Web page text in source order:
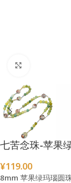
七苦念珠-苹果
¥119.00
8mm 苹果绿玛瑙圆